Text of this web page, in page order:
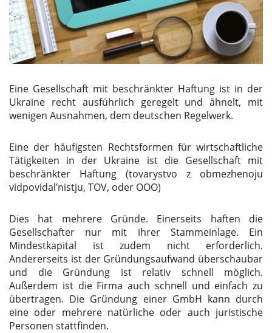
Eine Gesellschaft mit beschränkter Haftung ist in der
Ukraine recht ausführlich geregelt und ähnelt, mit
wenigen Ausnahmen, dem deutschen Regelwerk.
Eine der häufigsten Rechtsformen für wirtschaftliche
Tätigkeiten in der Ukraine ist die Gesellschaft mit
beschränkter Haftung (tovarystvo z obmezhenoju
vidpovidal’nistju, TOV, oder OOO)
Dies hat mehrere Gründe. Einerseits haften die
Gesellschafter nur mit ihrer Stammeinlage. Ein
Mindestkapital ist zudem nicht erforderlich.
Andererseits ist der Gründungsaufwand überschaubar
und die Gründung ist relativ schnell möglich.
Außerdem ist die Firma auch schnell und einfach zu
übertragen. Die Gründung einer GmbH kann durch
eine oder mehrere natürliche oder auch juristische
Personen stattfinden.